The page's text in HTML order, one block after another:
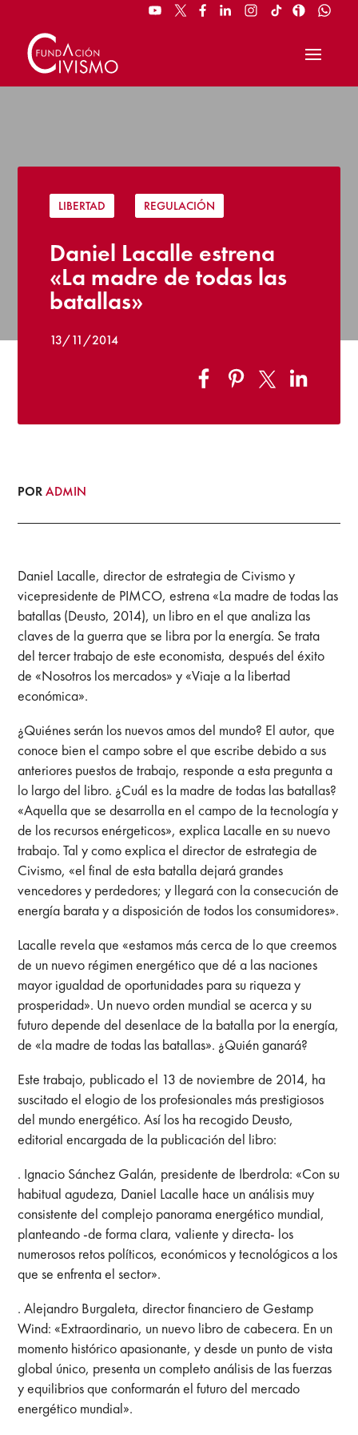
LIBERTAD REGULACIÓN
Daniel Lacalle estrena
«La madre de todas las
batallas»
13/11/2014
PORADMIN
Daniel Lacalle, director de estrategia de Civismo y
vicepresidente de PIMCO, estrena «La madre de todas las
batallas (Deusto, 2014), un libro en el que analiza las
claves de la guerra que se libra por la energía. Se trata
del tercer trabajo de este economista, después del éxito
de «Nosotros los mercados» y «Viaje a la libertad
económica».
¿Quiénes serán los nuevos amos del mundo? El autor, que
conoce bien el campo sobre el que escribe debido a sus
anteriores puestos de trabajo, responde a esta pregunta a
lo largo del libro. ¿Cuál es la madre de todas las batallas?
«Aquella que se desarrolla en el campo de la tecnología y
de los recursos enérgeticos», explica Lacalle en su nuevo
trabajo. Tal y como explica el director de estrategia de
Civismo, «el final de esta batalla dejará grandes
vencedores y perdedores; y llegará con la consecución de
energía barata y a disposición de todos los consumidores».
Lacalle revela que «estamos más cerca de lo que creemos
de un nuevo régimen energético que dé a las naciones
mayor igualdad de oportunidades para su riqueza y
prosperidad». Un nuevo orden mundial se acerca y su
futuro depende del desenlace de la batalla por la energía,
de «la madre de todas las batallas». ¿Quién ganará?
Este trabajo, publicado el 13 de noviembre de 2014, ha
suscitado el elogio de los profesionales más prestigiosos
del mundo energético. Así los ha recogido Deusto,
editorial encargada de la publicación del libro:
. Ignacio Sánchez Galán, presidente de Iberdrola: «Con su
habitual agudeza, Daniel Lacalle hace un análisis muy
consistente del complejo panorama energético mundial,
planteando -de forma clara, valiente y directa- los
numerosos retos políticos, económicos y tecnológicos a los
que se enfrenta el sector».
. Alejandro Burgaleta, director financiero de Gestamp
Wind: «Extraordinario, un nuevo libro de cabecera. En un
momento histórico apasionante, y desde un punto de vista
global único, presenta un completo análisis de las fuerzas
y equilibrios que conformarán el futuro del mercado
energético mundial».